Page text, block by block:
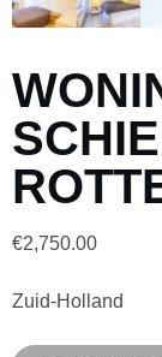
€2,750.00
Zuid-Holland